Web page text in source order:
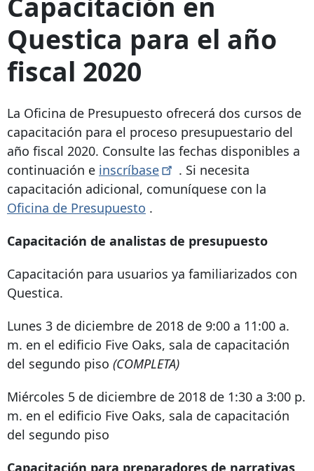
Questica para el año
fiscal 2020
La Oficina de Presupuesto ofrecerá dos cursos de
capacitación para el proceso presupuestario del
año fiscal 2020. Consulte las fechas disponibles a
continuación e inscríbase
. Si necesita
capacitación adicional, comuníquese con la
Oficina de Presupuesto .
Capacitación de analistas de presupuesto
Capacitación para usuarios ya familiarizados con
Questica.
Lunes 3 de diciembre de 2018 de 9:00 a 11:00 a.
m. en el edificio Five Oaks, sala de capacitación
del segundo piso (COMPLETA)
Miércoles 5 de diciembre de 2018 de 1:30 a 3:00 p.
m. en el edificio Five Oaks, sala de capacitación
del segundo piso
Capacitación para preparadores de narrativas